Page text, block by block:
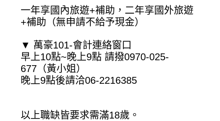
一年享國內旅遊+補助，二年享國外旅遊
+補助（無申請不給予現金）
▼ 萬豪101-會計連絡窗口
早上10點~晚上9點 請撥0970-025-
677（黃小姐）
晚上9點後請洽06-2216385
以上職缺皆要求需滿18歲。